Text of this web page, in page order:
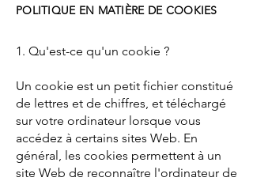
POLITIQUE EN MATIÈRE DE COOKIES
1. Qu'est-ce qu'un cookie ?
Un cookie est un petit fichier constitué
de lettres et de chiffres, et téléchargé
sur votre ordinateur lorsque vous
accédez à certains sites Web. En
général, les cookies permettent à un
site Web de reconnaître l'ordinateur de